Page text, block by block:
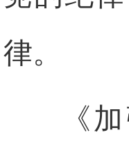
律。
《